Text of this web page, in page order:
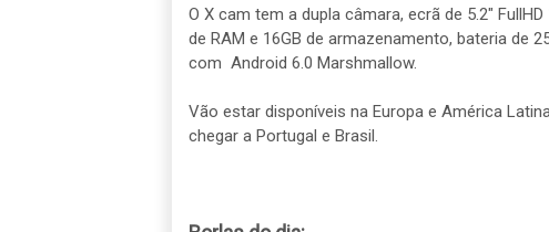
O X cam tem a dupla câmara, ecrã de 5.2"
de RAM e 16GB de armazenamento, bateria de
com Android 6.0 Marshmallow.
Vão estar disponíveis na Europa e América
chegar a Portugal e Brasil.